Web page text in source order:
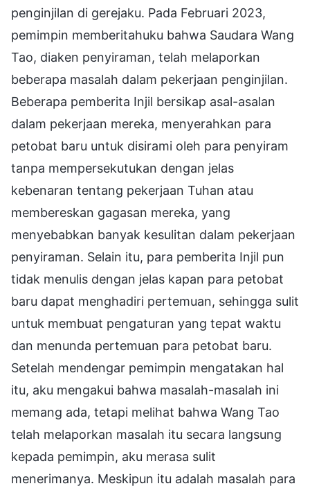
penginjilan di gerejaku. Pada Februari 2023,
pemimpin memberitahuku bahwa Saudara Wang
Tao, diaken penyiraman, telah melaporkan
beberapa masalah dalam pekerjaan penginjilan.
Beberapa pemberita Injil bersikap asal-asalan
dalam pekerjaan mereka, menyerahkan para
petobat baru untuk disirami oleh para penyiram
tanpa mempersekutukan dengan jelas
kebenaran tentang pekerjaan Tuhan atau
membereskan gagasan mereka, yang
menyebabkan banyak kesulitan dalam pekerjaan
penyiraman. Selain itu, para pemberita Injil pun
tidak menulis dengan jelas kapan para petobat
baru dapat menghadiri pertemuan, sehingga sulit
untuk membuat pengaturan yang tepat waktu
dan menunda pertemuan para petobat baru.
Setelah mendengar pemimpin mengatakan hal
itu, aku mengakui bahwa masalah-masalah ini
memang ada, tetapi melihat bahwa Wang Tao
telah melaporkan masalah itu secara langsung
kepada pemimpin, aku merasa sulit
menerimanya. Meskipun itu adalah masalah para